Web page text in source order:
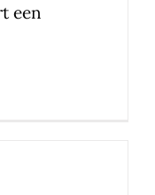
een